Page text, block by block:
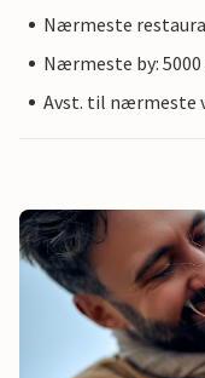
Nærmeste
Nærmeste by:
Avst. til nærmeste